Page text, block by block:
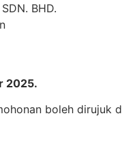
BHD.
2025.
boleh dirujuk